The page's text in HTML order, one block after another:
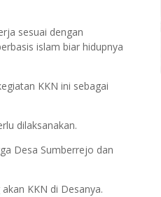
sesuai dengan
islam biar hidupnya
KKN ini sebagai
dilaksanakan.
Desa Sumberrejo dan
KKN di Desanya.